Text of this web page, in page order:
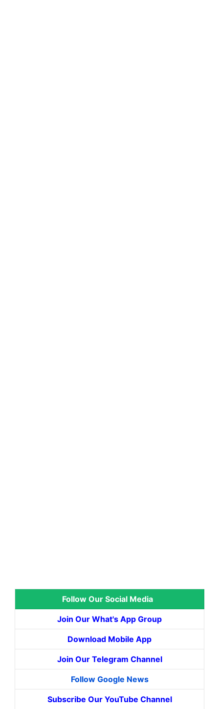
Follow Our Social Media
Join Our What's App Group
Download Mobile App
Join Our Telegram Channel
Follow Google News
Subscribe Our YouTube Channel